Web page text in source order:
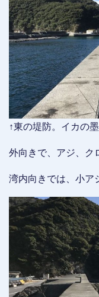
↑東の堤防。イカの墨
外向きで、アジ、ク
湾内向きでは、小ア